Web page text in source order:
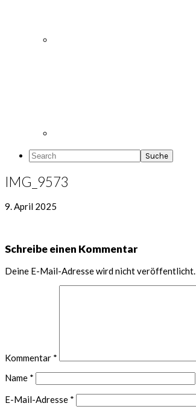
Search
IMG_9573
9. April 2025
Leser-
Interaktionen
Schreibe einen Kommentar
Deine E-Mail-Adresse wird nicht veröffentlicht.
Kommentar *
Name *
E-Mail-Adresse *